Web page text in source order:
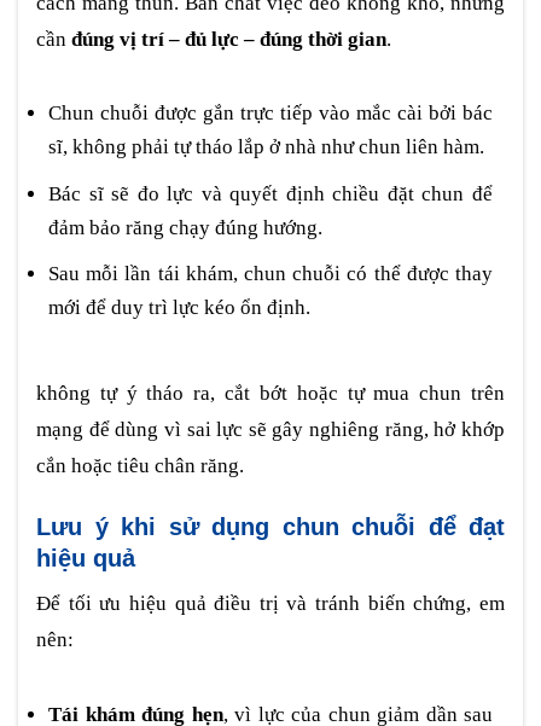
cần đúng vị trí – đủ lực – đúng thời gian.
Chun chuỗi được gắn trực tiếp vào mắc cài bởi bác
sĩ, không phải tự tháo lắp ở nhà như chun liên hàm.
Bác sĩ sẽ đo lực và quyết định chiều đặt chun để
đảm bảo răng chạy đúng hướng.
Sau mỗi lần tái khám, chun chuỗi có thể được thay
mới để duy trì lực kéo ổn định.
không tự ý tháo ra, cắt bớt hoặc tự mua chun trên
mạng để dùng vì sai lực sẽ gây nghiêng răng, hở khớp
cắn hoặc tiêu chân răng.
Lưu ý khi sử dụng chun chuỗi để đạt
hiệu quả
Để tối ưu hiệu quả điều trị và tránh biến chứng, em
nên:
Tái khám đúng hẹn, vì lực của chun giảm dần sau